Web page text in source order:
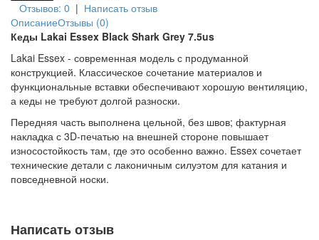
Отзывов: 0 | Написать отзыв
ОписаниеОтзывы (0)
Кеды Lakai Essex Black Shark Grey 7.5us
Lakai Essex - современная модель с продуманной
конструкцией. Классическое сочетание материалов и
функциональные вставки обеспечивают хорошую вентиляцию,
а кеды не требуют долгой разноски.
Передняя часть выполнена цельной, без швов; фактурная
накладка с 3D-печатью на внешней стороне повышает
износостойкость там, где это особенно важно. Essex сочетает
технические детали с лаконичным силуэтом для катания и
повседневной носки.
Написать отзыв